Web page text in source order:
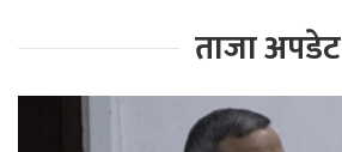
ताजा अपडेट